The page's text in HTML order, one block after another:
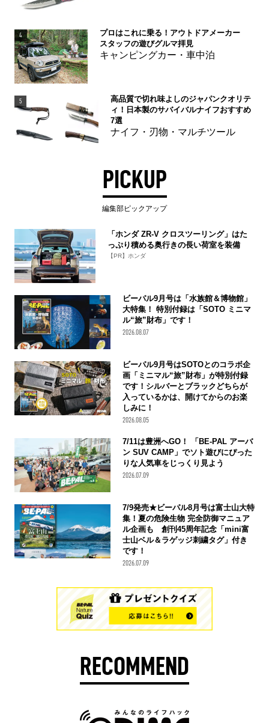
4
プロはこれに乗る！アウトドアメーカー
スタッフの遊びグルマ拝見
キャンピングカー・車中泊
5
高品質で切れ味よしのジャパンクオリテ
ィ！日本製のサバイバルナイフおすすめ
7選
ナイフ・刃物・マルチツール
PICKUP
編集部ピックアップ
「ホンダ ZR-V クロスツーリング」はた
っぷり積める奥行きの長い荷室を装備
【PR】ホンダ
ビーパル9月号は「水族館＆博物館」
大特集！ 特別付録は「SOTO ミニマ
ル“旅”財布」です！
2026.08.07
ビーパル9月号はSOTOとのコラボ企
画「ミニマル“旅”財布」が特別付録
です！シルバーとブラックどちらが
入っているかは、開けてからのお楽
しみに！
2026.08.05
7/11は豊洲へGO！ 「BE-PAL アーバ
ン SUV CAMP」でソト遊びにぴった
りな人気車をじっくり見よう
2026.07.09
7/9発売★ビーパル8月号は富士山大特
集！夏の危険生物 完全防御マニュア
ル企画も 創刊45周年記念「mini富
士山ベル＆ラゲッジ刺繍タグ」付き
です！
2026.07.09
RECOMMEND